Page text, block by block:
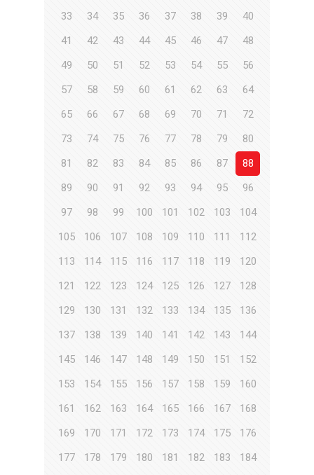
33
34 35 36 37 38 39
40
41
42 43 44 45 46 47
48
49
50 51 52 53 54 55
56
57
58 59 60 61 62 63
64
65
66 67 68 69 70 71
72
73
74 75 76 77 78 79
80
81
82 83 84 85 86 87
88
89
90 91 92 93 94 95
96
97
98 99 100 101 102 103
104
105
106 107 108 109 110 111
112
113
114 115 116 117 118 119
120
121
122 123 124 125 126 127
128
129
130 131 132 133 134 135
136
137
138 139 140 141 142 143
144
145
146 147 148 149 150 151
152
153
154 155 156 157 158 159
160
161
162 163 164 165 166 167
168
169
170 171 172 173 174 175
176
177
178 179 180 181 182 183
184